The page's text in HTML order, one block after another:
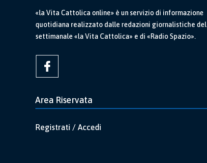
«la Vita Cattolica online» è un servizio di informazione
quotidiana realizzato dalle redazioni giornalistiche del
settimanale «la Vita Cattolica» e di «Radio Spazio».
Area Riservata
Registrati / Accedi